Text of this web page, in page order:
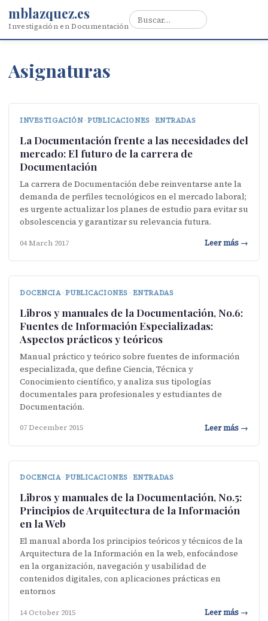
mblazquez.es
Investigación en Documentación
Asignaturas
INVESTIGACIÓN · PUBLICACIONES · ENTRADAS
La Documentación frente a las necesidades del
mercado: El futuro de la carrera de
Documentación
La carrera de Documentación debe reinventarse ante la
demanda de perfiles tecnológicos en el mercado laboral;
es urgente actualizar los planes de estudio para evitar su
obsolescencia y garantizar su relevancia futura.
04 March 2017 Leer más →
DOCENCIA · PUBLICACIONES · ENTRADAS
Libros y manuales de la Documentación, No.6:
Fuentes de Información Especializadas:
Aspectos prácticos y teóricos
Manual práctico y teórico sobre fuentes de información
especializada, que define Ciencia, Técnica y
Conocimiento científico, y analiza sus tipologías
documentales para profesionales y estudiantes de
Documentación.
07 December 2015 Leer más →
DOCENCIA · PUBLICACIONES · ENTRADAS
Libros y manuales de la Documentación, No.5:
Principios de Arquitectura de la Información
en la Web
El manual aborda los principios teóricos y técnicos de la
Arquitectura de la Información en la web, enfocándose
en la organización, navegación y usabilidad de
contenidos digitales, con aplicaciones prácticas en
entornos
14 October 2015 Leer más →